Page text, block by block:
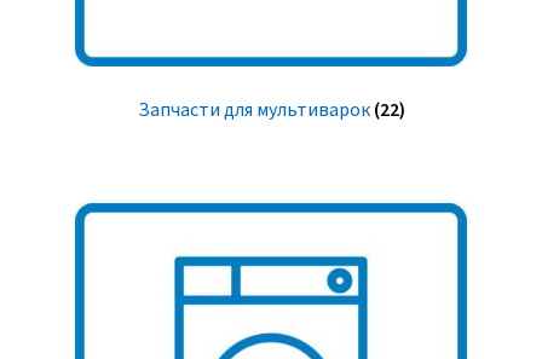
Запчасти для мультиварок (22)